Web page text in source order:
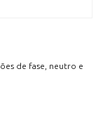
de fase, neutro e